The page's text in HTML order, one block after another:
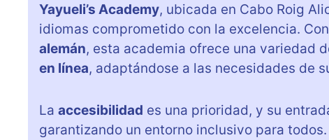
Yayueli’s Academy, ubicada en Cabo Roig
idiomas comprometido con la excelencia.
alemán, esta academia ofrece una variedad
en línea, adaptándose a las necesidades de
La accesibilidad es una prioridad, y su
garantizando un entorno inclusivo para